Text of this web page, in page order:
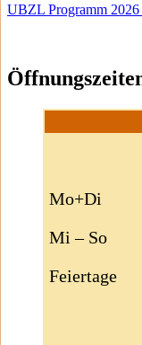
UBZL Programm 2026
Mo+Di
Mi – So
Feiertage